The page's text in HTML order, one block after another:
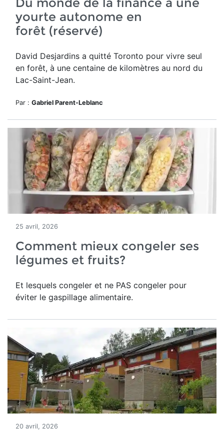
yourte autonome en
forêt (réservé)
David Desjardins a quitté Toronto pour vivre seul
en forêt, à une centaine de kilomètres au nord du
Lac-Saint-Jean.
Par : Gabriel Parent-Leblanc
25 avril, 2026
Comment mieux congeler ses
légumes et fruits?
Et lesquels congeler et ne PAS congeler pour
éviter le gaspillage alimentaire.
20 avril, 2026